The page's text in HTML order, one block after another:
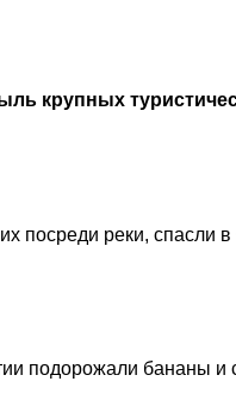
крупных
посреди реки, спасли
подорожали бананы и